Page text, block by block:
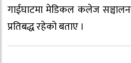
गाईघाटमा मेडिकल कलेज
प्रतिबद्ध रहेको बताए ।